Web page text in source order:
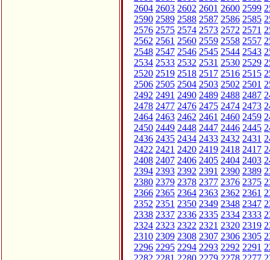
2604 2603 2602 2601 2600 2599
2590 2589 2588 2587 2586 2585
2576 2575 2574 2573 2572 2571
2562 2561 2560 2559 2558 2557
2548 2547 2546 2545 2544 2543
2534 2533 2532 2531 2530 2529
2520 2519 2518 2517 2516 2515
2506 2505 2504 2503 2502 2501
2492 2491 2490 2489 2488 2487
2478 2477 2476 2475 2474 2473
2464 2463 2462 2461 2460 2459
2450 2449 2448 2447 2446 2445
2436 2435 2434 2433 2432 2431
2422 2421 2420 2419 2418 2417
2408 2407 2406 2405 2404 2403
2394 2393 2392 2391 2390 2389
2380 2379 2378 2377 2376 2375
2366 2365 2364 2363 2362 2361
2352 2351 2350 2349 2348 2347
2338 2337 2336 2335 2334 2333
2324 2323 2322 2321 2320 2319
2310 2309 2308 2307 2306 2305
2296 2295 2294 2293 2292 2291